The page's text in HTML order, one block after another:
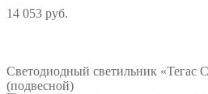
14 053 руб.
Светодиодный светильник
(подвесной)